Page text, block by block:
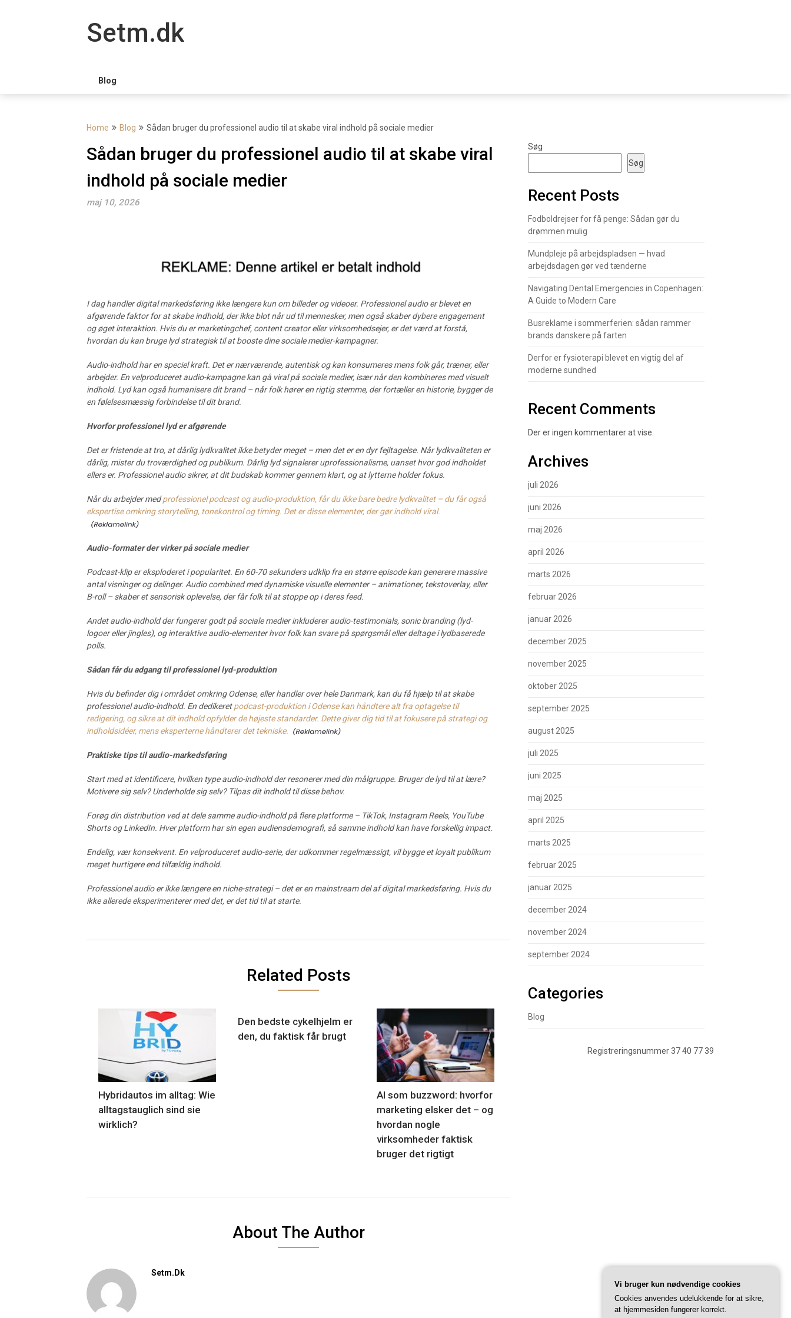
Setm.dk
Blog
Home Blog Sådan bruger du professionel audio til at skabe viral indhold på sociale medier
Sådan bruger du professionel audio til at skabe viral
indhold på sociale medier
maj 10, 2026
I dag handler digital markedsføring ikke længere kun om billeder og videoer. Professionel audio er blevet en
afgørende faktor for at skabe indhold, der ikke blot når ud til mennesker, men også skaber dybere engagement
og øget interaktion. Hvis du er marketingchef, content creator eller virksomhedsejer, er det værd at forstå,
hvordan du kan bruge lyd strategisk til at booste dine sociale medier-kampagner.
Audio-indhold har en speciel kraft. Det er nærværende, autentisk og kan konsumeres mens folk går, træner, eller
arbejder. En velproduceret audio-kampagne kan gå viral på sociale medier, især når den kombineres med visuelt
indhold. Lyd kan også humanisere dit brand – når folk hører en rigtig stemme, der fortæller en historie, bygger de
en følelsesmæssig forbindelse til dit brand.
Hvorfor professionel lyd er afgørende
Det er fristende at tro, at dårlig lydkvalitet ikke betyder meget – men det er en dyr fejltagelse. Når lydkvaliteten er
dårlig, mister du troværdighed og publikum. Dårlig lyd signalerer uprofessionalisme, uanset hvor god indholdet
ellers er. Professionel audio sikrer, at dit budskab kommer gennem klart, og at lytterne holder fokus.
Når du arbejder medprofessionel podcast og audio-produktion, får du ikke bare bedre lydkvalitet – du får også
ekspertise omkring storytelling, tonekontrol og timing. Det er disse elementer, der gør indhold viral.
Audio-formater der virker på sociale medier
Podcast-klip er eksploderet i popularitet. En 60-70 sekunders udklip fra en større episode kan generere massive
antal visninger og delinger. Audio combined med dynamiske visuelle elementer – animationer, tekstoverlay, eller
B-roll – skaber et sensorisk oplevelse, der får folk til at stoppe op i deres feed.
Andet audio-indhold der fungerer godt på sociale medier inkluderer audio-testimonials, sonic branding (lyd-
logoer eller jingles), og interaktive audio-elementer hvor folk kan svare på spørgsmål eller deltage i lydbaserede
polls.
Sådan får du adgang til professionel lyd-produktion
Hvis du befinder dig i området omkring Odense, eller handler over hele Danmark, kan du få hjælp til at skabe
professionel audio-indhold. En dedikeretpodcast-produktion i Odense kan håndtere alt fra optagelse til
redigering, og sikre at dit indhold opfylder de højeste standarder. Dette giver dig tid til at fokusere på strategi og
indholdsidéer, mens eksperterne håndterer det tekniske.
Praktiske tips til audio-markedsføring
Start med at identificere, hvilken type audio-indhold der resonerer med din målgruppe. Bruger de lyd til at lære?
Motivere sig selv? Underholde sig selv? Tilpas dit indhold til disse behov.
Forøg din distribution ved at dele samme audio-indhold på flere platforme – TikTok, Instagram Reels, YouTube
Shorts og LinkedIn. Hver platform har sin egen audiensdemografi, så samme indhold kan have forskellig impact.
Endelig, vær konsekvent. En velproduceret audio-serie, der udkommer regelmæssigt, vil bygge et loyalt publikum
meget hurtigere end tilfældig indhold.
Professionel audio er ikke længere en niche-strategi – det er en mainstream del af digital markedsføring. Hvis du
ikke allerede eksperimenterer med det, er det tid til at starte.
Related Posts
Hybridautos im alltag: Wie
alltagstauglich sind sie
wirklich?
Den bedste cykelhjelm er
den, du faktisk får brugt
AI som buzzword: hvorfor
marketing elsker det – og
hvordan nogle
virksomheder faktisk
bruger det rigtigt
About The Author
Setm.dk
Søg
Søg
Recent Posts
Fodboldrejser for få penge: Sådan gør du
drømmen mulig
Mundpleje på arbejdspladsen — hvad
arbejdsdagen gør ved tænderne
Navigating Dental Emergencies in Copenhagen:
A Guide to Modern Care
Busreklame i sommerferien: sådan rammer
brands danskere på farten
Derfor er fysioterapi blevet en vigtig del af
moderne sundhed
Recent Comments
Der er ingen kommentarer at vise.
Archives
juli 2026
juni 2026
maj 2026
april 2026
marts 2026
februar 2026
januar 2026
december 2025
november 2025
oktober 2025
september 2025
august 2025
juli 2025
juni 2025
maj 2025
april 2025
marts 2025
februar 2025
januar 2025
december 2024
november 2024
september 2024
Categories
Blog
Registreringsnummer 37 40 77 39
Vi bruger kun nødvendige cookies
Cookies anvendes udelukkende for at sikre,
at hjemmesiden fungerer korrekt.